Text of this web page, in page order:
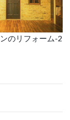
のリフォーム-2